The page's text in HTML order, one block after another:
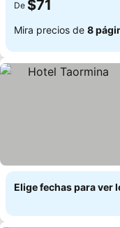
De $71
Mira precios de 8
Elige fechas para ver